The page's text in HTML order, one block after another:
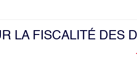
LA FISCALITÉ DES